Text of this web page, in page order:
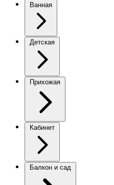
Ванная
Детская
Прихожая
Кабинет
Балкон и сад